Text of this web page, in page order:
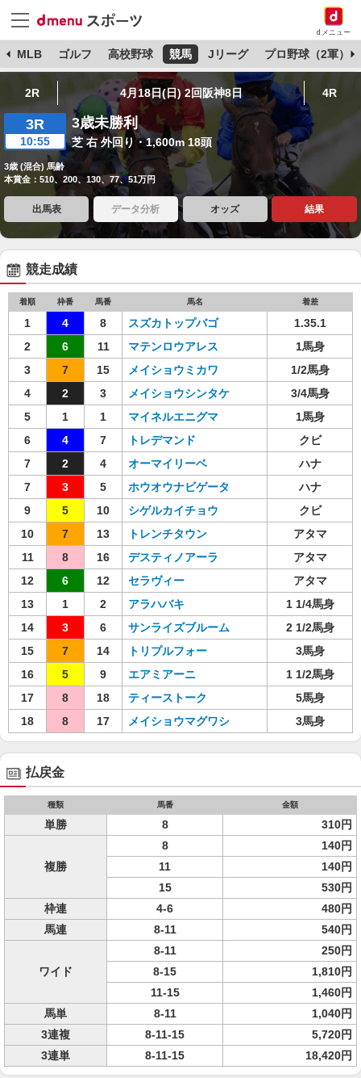
dメニュー
MLB ゴルフ 高校野球 競馬 Jリーグ プロ野球（2軍）
2R 4月18日(日) 2回阪神8日 4R
3R
10:55
3歳未勝利
芝 右 外回り・1,600m 18頭
3歳 (混合) 馬齢
本賞金：510、200、130、77、51万円
出馬表 データ分析 オッズ 結果
競走成績
着順 枠番 馬番 馬名 着差
1 4 8 スズカトップバゴ
1.35.1
2
6 11 マテンロウアレス
1馬身
3
7 15 メイショウミカワ
1/2馬身
4
2 3 メイショウシンタケ
3/4馬身
5
1 1 マイネルエニグマ
1馬身
6
4 7 トレデマンド
クビ
7
2 4 オーマイリーベ
ハナ
7
3 5 ホウオウナビゲータ
ハナ
9
5 10 シゲルカイチョウ
クビ
10
7 13 トレンチタウン
アタマ
11
8 16 デスティノアーラ
アタマ
12
6 12 セラヴィー
アタマ
13
1 2 アラハバキ
1 1/4馬身
14
3 6 サンライズブルーム
2 1/2馬身
15
7 14 トリプルフォー
3馬身
16
5 9 エアミアーニ
1 1/2馬身
17
8 18 ティーストーク
5馬身
18
8 17 メイショウマグワシ 3馬身
払戻金
種類 馬番 金額
単勝 8 310円
複勝
8
140円
11
140円
15
530円
枠連
4-6
480円
馬連
8-11 540円
ワイド
8-11
250円
8-15
1,810円
11-15
1,460円
馬単
8-11
1,040円
3連複
8-11-15
5,720円
3連単
8-11-15 18,420円